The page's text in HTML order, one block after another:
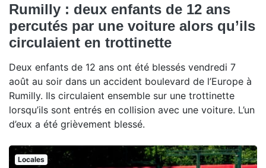
Rumilly : deux enfants de 12 ans
percutés par une voiture alors qu’ils
circulaient en trottinette
Deux enfants de 12 ans ont été blessés vendredi 7
août au soir dans un accident boulevard de l’Europe à
Rumilly. Ils circulaient ensemble sur une trottinette
lorsqu’ils sont entrés en collision avec une voiture. L’un
d’eux a été grièvement blessé.
Locales